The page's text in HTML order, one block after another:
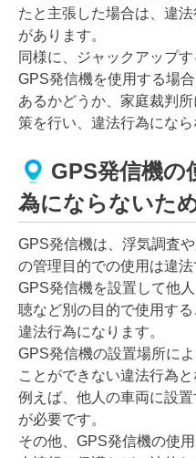
たと主張した場合は、違
があります。
同様に、ジャックアップ
GPS発信機を使用する場
あるかどうか、家庭裁判
策を行い、違法行為にな
GPS発信機の
為にならないた
GPS発信機は、浮気調査
の管理目的での使用は違法
GPS発信機を設置して他
聴など別の目的で使用す
違法行為になります。
GPS発信機の設置場所に
ことができない違法行為と
例えば、他人の車両に設
が必要です。
その他、GPS発信機の使